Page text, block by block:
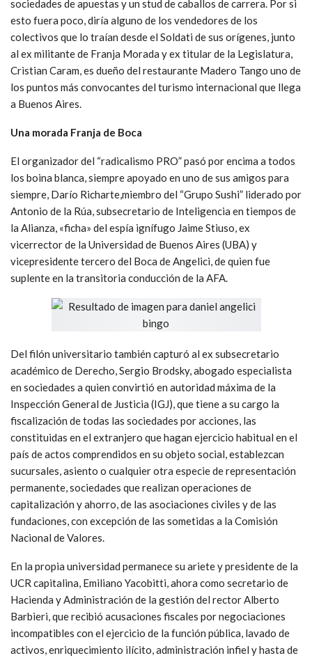
sociedades de apuestas y un stud de caballos de carrera. Por si
esto fuera poco, diría alguno de los vendedores de los
colectivos que lo traían desde el Soldati de sus orígenes, junto
al ex militante de Franja Morada y ex titular de la Legislatura,
Cristian Caram, es dueño del restaurante Madero Tango uno de
los puntos más convocantes del turismo internacional que llega
a Buenos Aires.
Una morada Franja de Boca
El organizador del “radicalismo PRO” pasó por encima a todos
los boina blanca, siempre apoyado en uno de sus amigos para
siempre, Darío Richarte,miembro del “Grupo Sushi” liderado por
Antonio de la Rúa, subsecretario de Inteligencia en tiempos de
la Alianza, «ficha» del espía ignífugo Jaime Stiuso, ex
vicerrector de la Universidad de Buenos Aires (UBA) y
vicepresidente tercero del Boca de Angelici, de quien fue
suplente en la transitoria conducción de la AFA.
Del filón universitario también capturó al ex subsecretario
académico de Derecho, Sergio Brodsky, abogado especialista
en sociedades a quien convirtió en autoridad máxima de la
Inspección General de Justicia (IGJ), que tiene a su cargo la
fiscalización de todas las sociedades por acciones, las
constituidas en el extranjero que hagan ejercicio habitual en el
país de actos comprendidos en su objeto social, establezcan
sucursales, asiento o cualquier otra especie de representación
permanente, sociedades que realizan operaciones de
capitalización y ahorro, de las asociaciones civiles y de las
fundaciones, con excepción de las sometidas a la Comisión
Nacional de Valores.
En la propia universidad permanece su ariete y presidente de la
UCR capitalina, Emiliano Yacobitti, ahora como secretario de
Hacienda y Administración de la gestión del rector Alberto
Barbieri, que recibió acusaciones fiscales por negociaciones
incompatibles con el ejercicio de la función pública, lavado de
activos, enriquecimiento ilícito, administración infiel y hasta de